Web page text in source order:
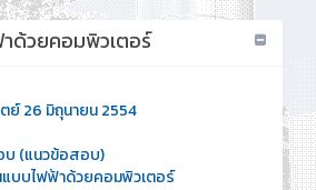
ด้วยคอมพิวเตอร์
ย์ 26 มิถุนายน 2554
(แนวข้อสอบ)
แบบไฟฟ้าด้วยคอมพิวเตอร์